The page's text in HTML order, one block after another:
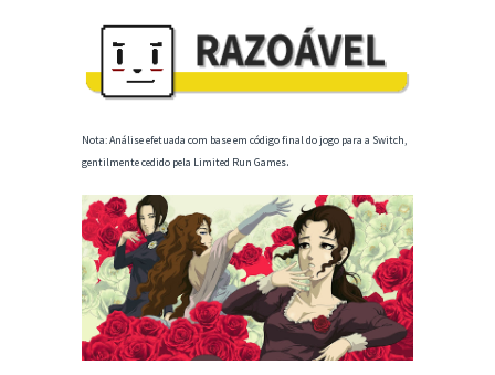
Nota: Análise efetuada com base em código final do jogo para a Switch,
gentilmente cedido pela Limited Run Games.